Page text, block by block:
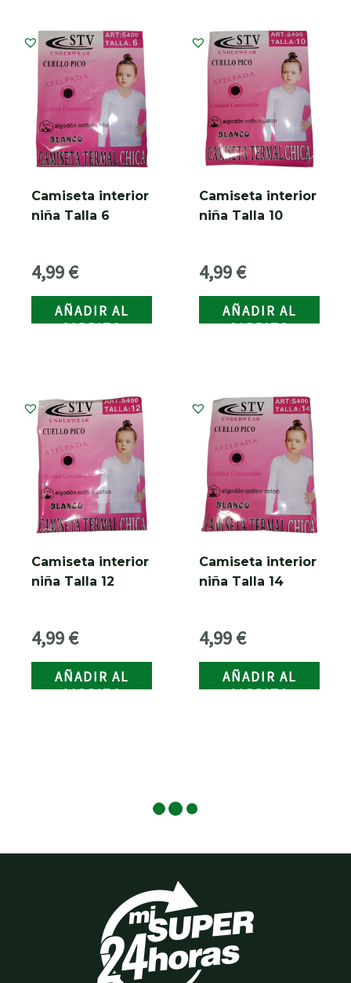
Camiseta interior
niña Talla 6
4,99€
AÑADIR AL
CARRITO
Camiseta interior
niña Talla 10
4,99€
AÑADIR AL
CARRITO
Camiseta interior
niña Talla 12
4,99€
AÑADIR AL
CARRITO
Camiseta interior
niña Talla 14
4,99€
AÑADIR AL
CARRITO